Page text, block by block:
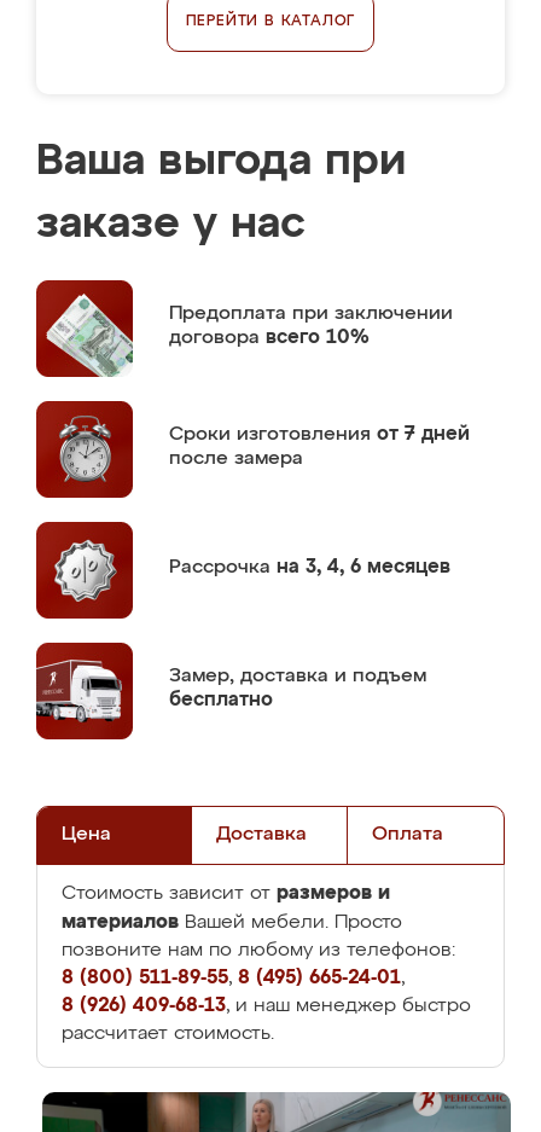
ПЕРЕЙТИ В КАТАЛОГ
Ваша выгода при
заказе у нас
Предоплата при заключении
договора всего 10%
Сроки изготовления от 7 дней
после замера
Рассрочка на 3, 4, 6 месяцев
Замер, доставка и подъем
бесплатно
Цена Доставка Оплата
Стоимость зависит от размеров и
материалов Вашей мебели. Просто
позвоните нам по любому из телефонов:
8 (800) 511-89-55, 8 (495) 665-24-01,
8 (926) 409-68-13, и наш менеджер быстро
рассчитает стоимость.